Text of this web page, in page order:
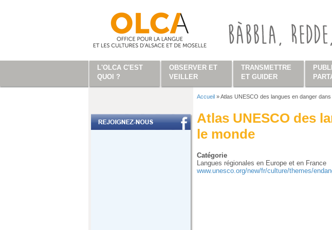
Accueil »Atlas UNESCO des langues en danger dans
Atlas UNESCO des
le monde
Catégorie
Langues régionales en Europe et en France
www.unesco.org/new/fr/culture/themes/
L'OLCA C'EST
QUOI ?
OBSERVER ET
VEILLER
TRANSMETTRE
ET GUIDER